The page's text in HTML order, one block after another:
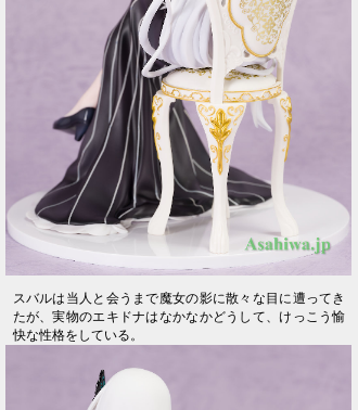
スバルは当人と会うまで魔女の影に散々な目に遭ってき
たが、実物のエキドナはなかなかどうして、けっこう愉
快な性格をしている。